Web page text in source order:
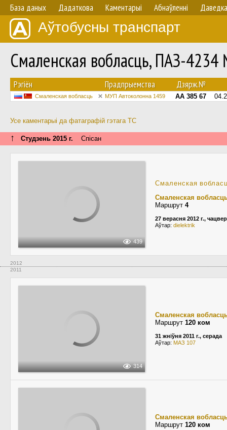
База даных Дадаткова Каментарыі Абнаўленнi Даведка
Аўтобусны транспарт
Смаленская вобласць, ПАЗ-
Рэгіён Прадпрыемства Дзярж.№
Смаленская вобласць МУП Автоколонна 1459 АА 385 67
Усе каментарыі да фатаграфій гэтага ТС
↑ Студзень 2015 г. Спісан
439
Смаленская
Смаленская
Маршрут 4
27 верасня 2012 г., чацвер
Аўтар: dielektrik
2012
2011
314
Смаленская
Маршрут 120 ком
31 жніўня 2011 г., серада
Аўтар: МАЗ 107
Смаленская
Маршрут 120 ком